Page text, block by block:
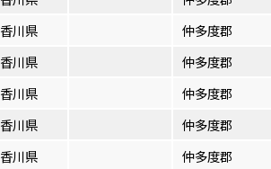
香川県
仲多度郡
香川県
仲多度郡
香川県
仲多度郡
香川県
仲多度郡
香川県
仲多度郡